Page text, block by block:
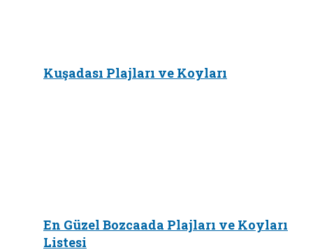
Kuşadası Plajları ve Koyları
En Güzel Bozcaada Plajları ve Koyları
Listesi